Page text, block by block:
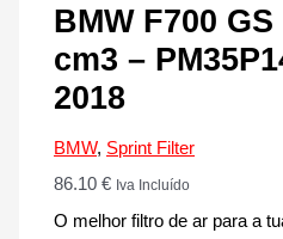
BMW F700
cm3 –
2018
BMW, Sprint Filter
86.10€ Iva Incluído
O melhor filtro de ar para a